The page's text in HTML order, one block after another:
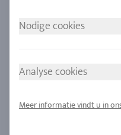
JURIDISCHE MEDEDELING
Afdruk
Gegevensbescherming
Nodige cookies
Analyse cookies
Meer informatie vindt u in